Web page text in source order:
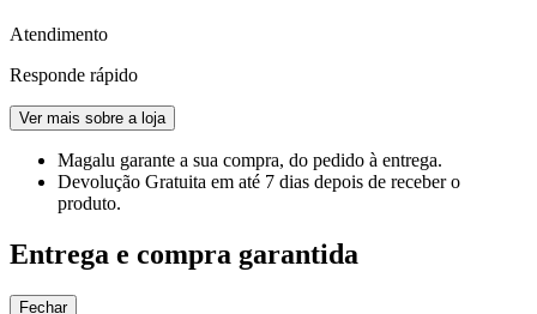
Atendimento
Responde rápido
Ver mais sobre a loja
Magalu garante a sua compra, do pedido à entrega.
Devolução Gratuita em até 7 dias depois de receber o
produto.
Entrega e compra garantida
Fechar